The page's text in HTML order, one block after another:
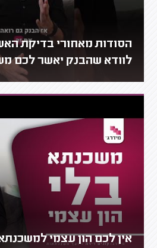
הסודות מאחורי בדיקת
לוודא שהבנק יאשר לכם
אין לכם הון עצמי